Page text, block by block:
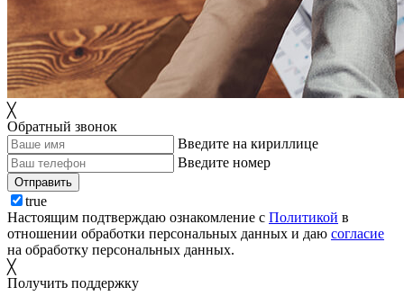
╳
Обратный звонок
Введите на кириллице
Введите номер
Отправить
true
Настоящим подтверждаю ознакомление с Политикой в
отношении обработки персональных данных и даю согласие
на обработку персональных данных.
╳
Получить поддержку